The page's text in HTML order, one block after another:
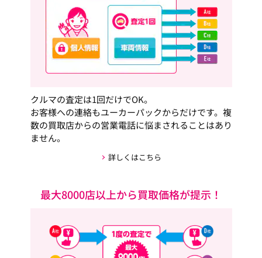
クルマの査定は1回だけでOK。
お客様への連絡もユーカーパックからだけです。複
数の買取店からの営業電話に悩まされることはあり
ません。
詳しくはこちら
最大8000店以上から買取価格が提示！